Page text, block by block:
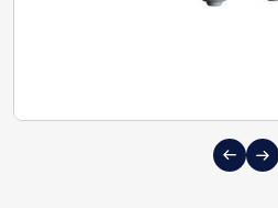
Previous